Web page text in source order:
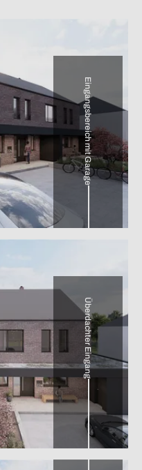
Eingangsbereich mit Garage
Überdachter Eingang
Blick auf dieTerasse